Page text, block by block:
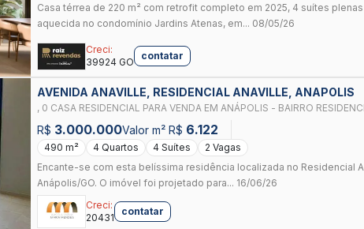
Casa térrea de 220 m² com retrofit completo em 2025, 4 suítes
aquecida no condomínio Jardins Atenas, em... 08/05/26
Creci:
39924 GO
contatar
AVENIDA ANAVILLE, RESIDENCIAL ANAVILLE, ANAPOLIS
, 0 CASA RESIDENCIAL PARA VENDA EM ANÁPOLIS - BAIRRO
ANAVILLE
R$ 3.000.000Valor m² R$ 6.122
490 m² 4 Quartos 4 Suítes
2 Vagas
Encante-se com esta belíssima residência localizada no Residencial
Anápolis/GO. O imóvel foi projetado para... 16/06/26
Creci:
20431
contatar